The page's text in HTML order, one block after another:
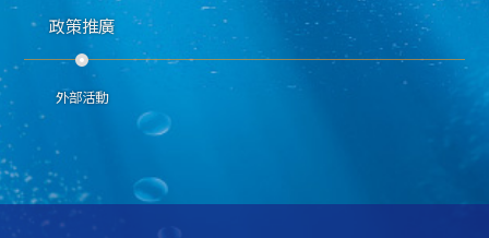
政策推廣
外部活動